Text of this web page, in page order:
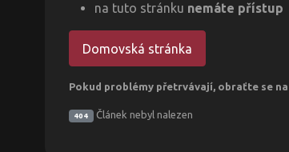
na tuto stránku nemáte přístup
Domovská stránka
Pokud problémy přetrvávají, obraťte se
404 Článek nebyl nalezen